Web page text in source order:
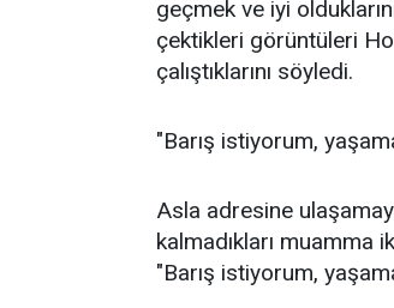
geçmek ve iyi
çektikleri görüntüleri
çalıştıklarını söyledi.
"Barış istiyorum,
Asla adresine
kalmadıkları muamma
"Barış istiyorum,